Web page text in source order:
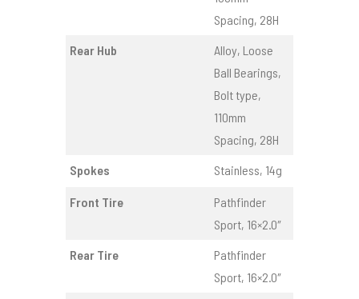
Spacing, 28H
Rear Hub
Alloy, Loose
Ball Bearings,
Bolt type,
110mm
Spacing, 28H
Spokes
Stainless, 14g
Front Tire
Pathfinder
Sport, 16×2.0″
Rear Tire
Pathfinder
Sport, 16×2.0″